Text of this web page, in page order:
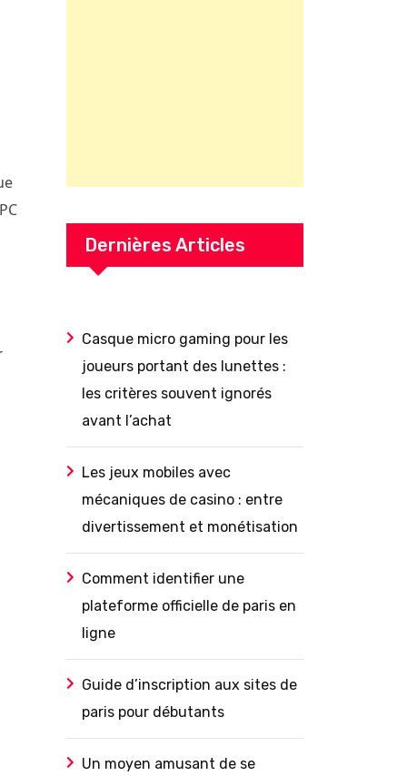
Dernières Articles
Casque micro gaming pour les
joueurs portant des lunettes :
les critères souvent ignorés
avant l’achat
Les jeux mobiles avec
mécaniques de casino : entre
divertissement et monétisation
Comment identifier une
plateforme officielle de paris en
ligne
Guide d’inscription aux sites de
paris pour débutants
Un moyen amusant de se